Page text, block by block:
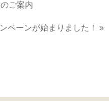
ご案内
ペーンが始まりました！ »